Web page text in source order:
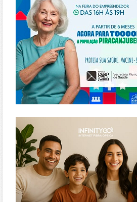
https://www.infinitygo.com.br/